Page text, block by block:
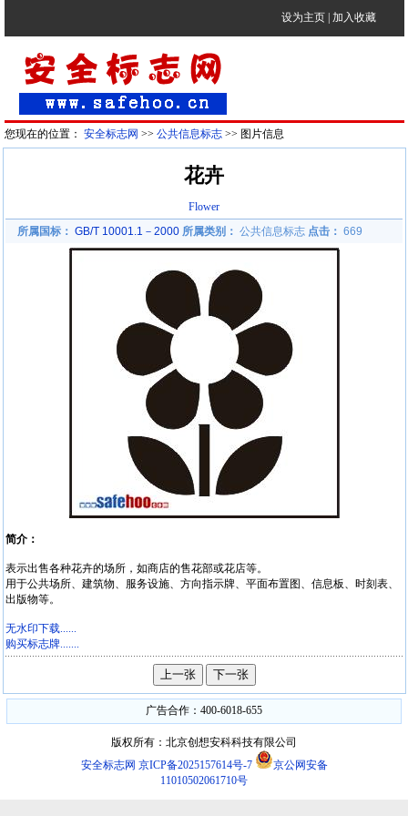
设为主页 加入收藏
您现在的位置： 安全标志网 >> 公共信息标志>> 图片信息
花卉
Flower
所属国标： GB/T 10001.1－2000 所属类别： 公共信息标志 点击： 669
简介：
表示出售各种花卉的场所，如商店的售花部或花店等。
用于公共场所、建筑物、服务设施、方向指示牌、平面布置图、信息板、时刻表、
出版物等。
无水印下载......
购买标志牌.......
广告合作：400-6018-655
版权所有：北京创想安科科技有限公司
安全标志网 京ICP备2025157614号-7
京公网安备
11010502061710号